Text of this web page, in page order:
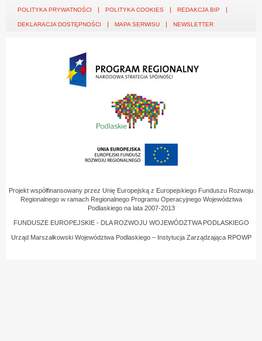
POLITYKA PRYWATNOŚCI POLITYKA COOKIES REDAKCJA BIP
DEKLARACJA DOSTĘPNOŚCI MAPA SERWISU NEWSLETTER
Projekt współfinansowany przez Unię Europejską z Europejskiego Funduszu Rozwoju
Regionalnego w ramach Regionalnego Programu Operacyjnego Województwa
Podlaskiego na lata 2007-2013
FUNDUSZE EUROPEJSKIE - DLA ROZWOJU WOJEWÓDZTWA PODLASKIEGO
Urząd Marszałkowski Województwa Podlaskiego – Instytucja Zarządzająca RPOWP